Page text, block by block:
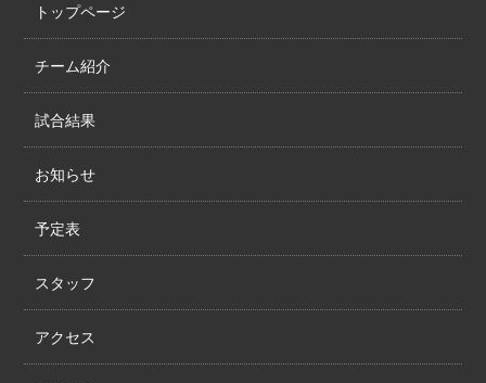
トップページ
チーム紹介
試合結果
お知らせ
予定表
スタッフ
アクセス